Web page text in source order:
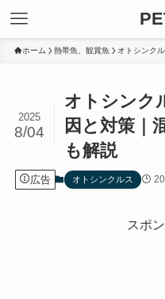
ホーム 熱帯魚、観賞魚 オトシンクル
オトシンク
因と対策｜
も解説
2025
8/04
広告 オトシンクルス
スポ